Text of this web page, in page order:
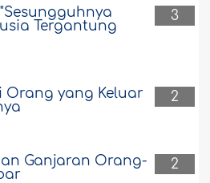
3
Tergantung
2
Orang yang Keluar
2
Ganjaran Orang-